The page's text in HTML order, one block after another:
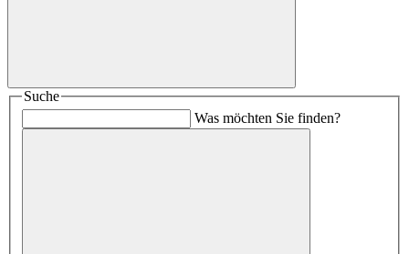
Suche
Was möchten Sie finden?